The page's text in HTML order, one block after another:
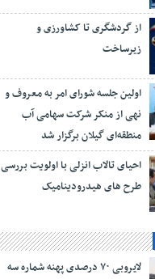
از گردشگری تا کشاورزی و
زیرساخت
اولین جلسه شورای امر به معروف و
نهی از منکر شرکت سهامی آب
منطقه‌ای گیلان برگزار شد
احیای تالاب انزلی با اولویت بررسی
طرح های هیدرودینامیک
لایروبی ۷۰ درصدی پهنه شماره سه